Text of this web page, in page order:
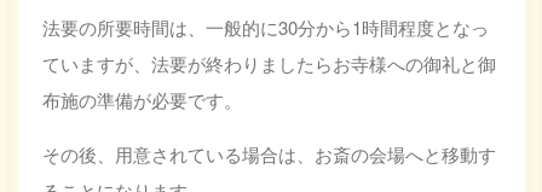
法要の所要時間は、一般的に30分から1時間程度となっ
ていますが、法要が終わりましたらお寺様への御礼と御
布施の準備が必要です。
その後、用意されている場合は、お斎の会場へと移動す